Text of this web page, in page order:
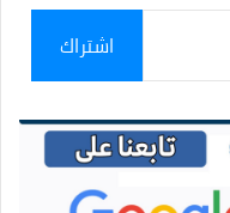
اشتراك